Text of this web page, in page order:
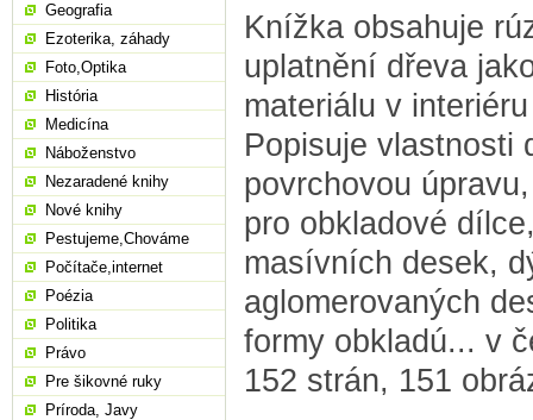
Knížka obsahuje
uplatnění dřeva
materiálu v
Popisuje vlastnosti
povrchovou
pro obkladové
masívních desek,
aglomerovaných
formy obkladú... v
152 strán, 151
Geografia
Ezoterika, záhady
Foto,Optika
História
Medicína
Náboženstvo
Nezaradené knihy
Nové knihy
Pestujeme,Chováme
Počítače,internet
Poézia
Politika
Právo
Pre šikovné ruky
Príroda, Javy